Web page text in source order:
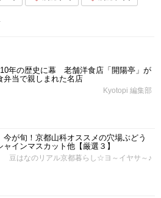
年の歴史に幕 老舗洋食店「開陽亭」が
当で親しまれた名店
Kyotopi 編集部
今が旬！京都山科オススメの穴場ぶどう
インマスカット他【厳選３】
豆はなのリアル京都暮らし☆ヨ～イヤサ～♪